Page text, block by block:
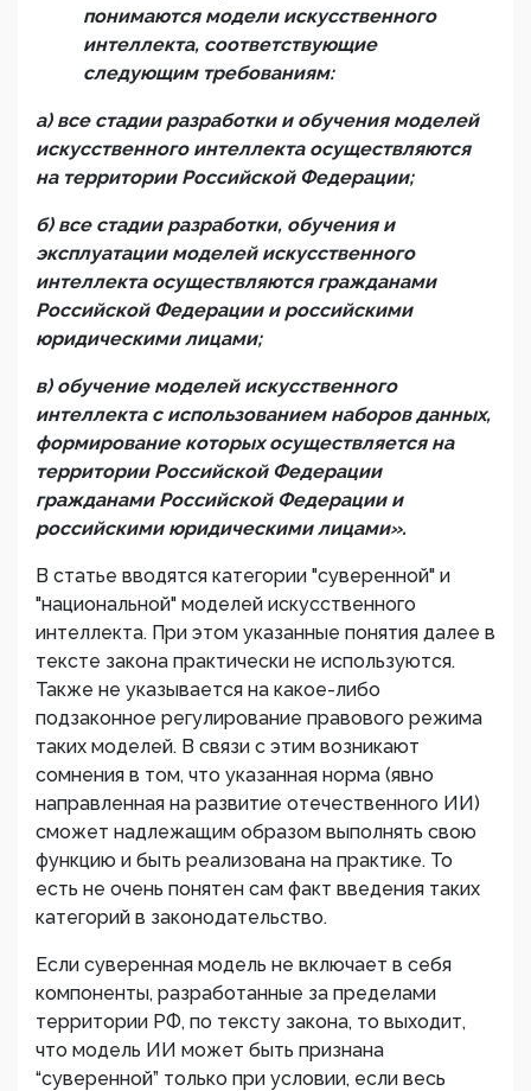
понимаются моделиискусственного
интеллекта, соответствующие
следующим требованиям:
а) все стадии разработки и обучения моделей
искусственного интеллекта осуществляются
на территории Российской Федерации;
б) все стадии разработки, обучения и
эксплуатации моделейискусственного
интеллекта осуществляются гражданами
Российской Федерации и российскими
юридическими лицами;
в) обучение моделейискусственного
интеллекта с использованием наборов данных,
формирование которых осуществляется на
территории Российской Федерации
гражданами Российской Федерации и
российскими юридическими лицами».
В статье вводятся категории "суверенной" и
"национальной" моделей искусственного
интеллекта. При этом указанные понятия далее в
тексте закона практически не используются.
Также не указывается на какое-либо
подзаконное регулирование правового режима
таких моделей. В связи с этим возникают
сомнения в том, что указанная норма (явно
направленная на развитие отечественного ИИ)
сможет надлежащим образом выполнять свою
функцию и быть реализована на практике. То
есть не очень понятен сам факт введения таких
категорий в законодательство.
Если суверенная модель не включает в себя
компоненты, разработанные за пределами
территории РФ, по тексту закона, то выходит,
что модель ИИ может быть признана
“суверенной” только при условии, если весь